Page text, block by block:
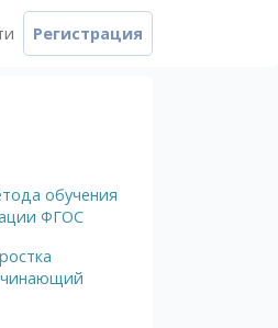
Регистрация
обучения
ФГОС